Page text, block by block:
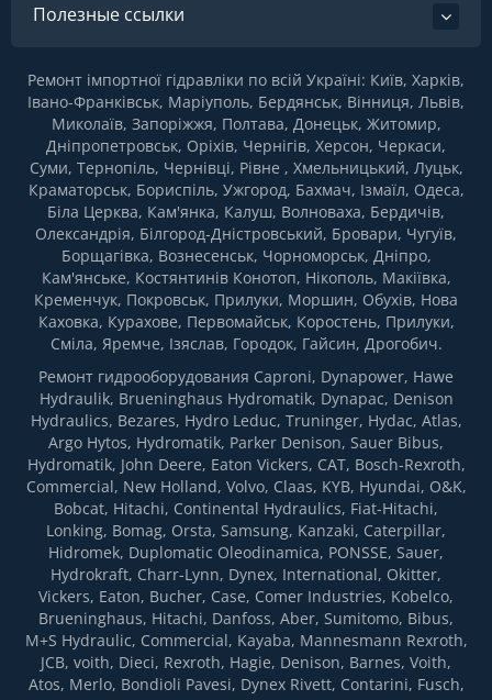
Полезные ссылки
Ремонт імпортної гідравліки по всій Україні: Київ, Харків,
Івано-Франківськ, Маріуполь, Бердянськ, Вінниця, Львів,
Миколаїв, Запоріжжя, Полтава, Донецьк, Житомир,
Дніпропетровськ, Оріхів, Чернігів, Херсон, Черкаси,
Суми, Тернопіль, Чернівці, Рівне , Хмельницький, Луцьк,
Краматорськ, Бориспіль, Ужгород, Бахмач, Ізмаїл, Одеса,
Біла Церква, Кам'янка, Калуш, Волноваха, Бердичів,
Олександрія, Білгород-Дністровський, Бровари, Чугуїв,
Борщагівка, Вознесенськ, Чорноморськ, Дніпро,
Кам'янське, Костянтинів Конотоп, Нікополь, Макіївка,
Кременчук, Покровськ, Прилуки, Моршин, Обухів, Нова
Каховка, Курахове, Первомайськ, Коростень, Прилуки,
Сміла, Яремче, Ізяслав, Городок, Гайсин, Дрогобич.
Ремонт гидрооборудования Caproni, Dynapower, Hawe
Hydraulik, Brueninghaus Hydromatik, Dynapac, Denison
Hydraulics, Bezares, Hydro Leduc, Truninger, Hydac, Atlas,
Argo Hytos, Hydromatik, Parker Denison, Sauer Bibus,
Hydromatik, John Deere, Eaton Vickers, CAT, Bosch-Rexroth,
Commercial, New Holland, Volvo, Claas, KYB, Hyundai, O&K,
Bobcat, Hitachi, Continental Hydraulics, Fiat-Hitachi,
Lonking, Bomag, Orsta, Samsung, Kanzaki, Caterpillar,
Hidromek, Duplomatic Oleodinamica, PONSSE, Sauer,
Hydrokraft, Charr-Lynn, Dynex, International, Okitter,
Vickers, Eaton, Bucher, Case, Comer Industries, Kobelco,
Brueninghaus, Hitachi, Danfoss, Aber, Sumitomo, Bibus,
M+S Hydraulic, Commercial, Kayaba, Mannesmann Rexroth,
JCB, voith, Dieci, Rexroth, Hagie, Denison, Barnes, Voith,
Atos, Merlo, Bondioli Pavesi, Dynex Rivett, Contarini, Fusch,